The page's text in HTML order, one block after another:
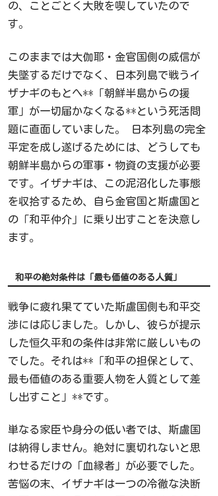
の、ことごとく大敗を喫していたので
す。
このままでは大伽耶・金官国側の威信が
失墜するだけでなく、日本列島で戦うイ
ザナギのもとへ**「朝鮮半島からの援
軍」が一切届かなくなる**という死活問
題に直面していました。 日本列島の完全
平定を成し遂げるためには、どうしても
朝鮮半島からの軍事・物資の支援が必要
です。イザナギは、この泥沼化した事態
を収拾するため、自ら金官国と斯盧国と
の「和平仲介」に乗り出すことを決意し
ます。
和平の絶対条件は「最も価値のある人質」
戦争に疲れ果てていた斯盧国側も和平交
渉には応じました。しかし、彼らが提示
した恒久平和の条件は非常に厳しいもの
でした。それは**「和平の担保として、
最も価値のある重要人物を人質として差
し出すこと」**です。
単なる家臣や身分の低い者では、斯盧国
は納得しません。絶対に裏切れないと思
わせるだけの「血縁者」が必要でした。
苦悩の末、イザナギは一つの冷徹な決断